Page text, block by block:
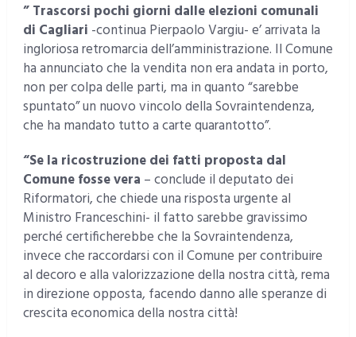
” Trascorsi pochi giorni dalle elezioni comunali
di Cagliari -continua Pierpaolo Vargiu- e’ arrivata la
ingloriosa retromarcia dell’amministrazione. Il Comune
ha annunciato che la vendita non era andata in porto,
non per colpa delle parti, ma in quanto “sarebbe
spuntato” un nuovo vincolo della Sovraintendenza,
che ha mandato tutto a carte quarantotto”.
“Se la ricostruzione dei fatti proposta dal
Comune fosse vera – conclude il deputato dei
Riformatori, che chiede una risposta urgente al
Ministro Franceschini- il fatto sarebbe gravissimo
perché certificherebbe che la Sovraintendenza,
invece che raccordarsi con il Comune per contribuire
al decoro e alla valorizzazione della nostra città, rema
in direzione opposta, facendo danno alle speranze di
crescita economica della nostra città!